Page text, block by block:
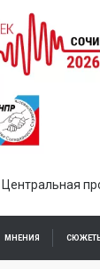
Центральная
МНЕНИЯ